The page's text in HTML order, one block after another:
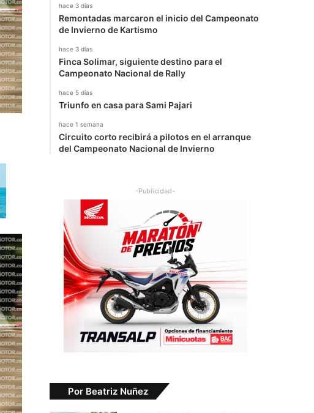
hace 3 días
Remontadas marcaron el inicio del Campeonato
de Invierno de Kartismo
hace 3 días
Finca Solimar, siguiente destino para el
Campeonato Nacional de Rally
hace 5 días
Triunfo en casa para Sami Pajari
hace 1 semana
Circuito corto recibirá a pilotos en el arranque
del Campeonato Nacional de Invierno
-Publicidad-
Por Beatriz Nuñez